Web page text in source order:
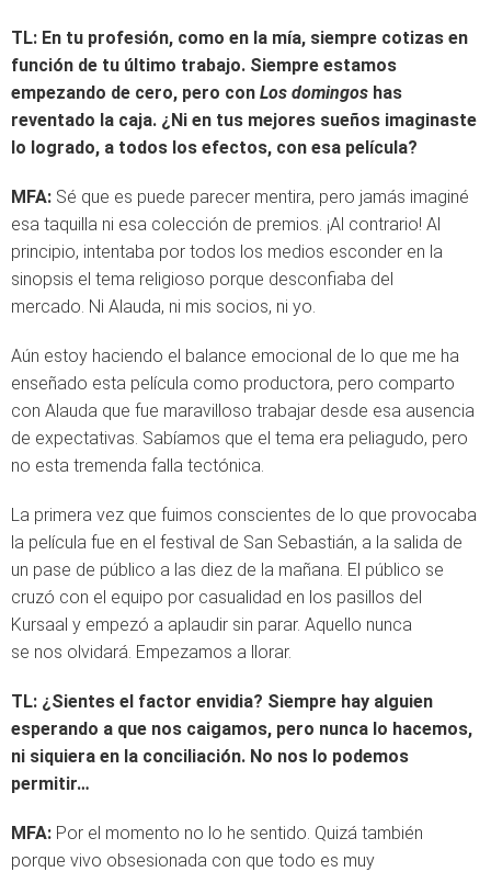
TL: En tu profesión, como en la mía, siempre cotizas en
función de tu último trabajo. Siempre estamos
empezando de cero, pero con Los domingos has
reventado la caja. ¿Ni en tus mejores sueños imaginaste
lo logrado, a todos los efectos, con esa película?
MFA: Sé que es puede parecer mentira, pero jamás imaginé
esa taquilla ni esa colección de premios. ¡Al contrario! Al
principio, intentaba por todos los medios esconder en la
sinopsis el tema religioso porque desconfiaba del
mercado. Ni Alauda, ni mis socios, ni yo.
Aún estoy haciendo el balance emocional de lo que me ha
enseñado esta película como productora, pero comparto
con Alauda que fue maravilloso trabajar desde esa ausencia
de expectativas. Sabíamos que el tema era peliagudo, pero
no esta tremenda falla tectónica.
La primera vez que fuimos conscientes de lo que provocaba
la película fue en el festival de San Sebastián, a la salida de
un pase de público a las diez de la mañana. El público se
cruzó con el equipo por casualidad en los pasillos del
Kursaal y empezó a aplaudir sin parar. Aquello nunca
se nos olvidará. Empezamos a llorar.
TL: ¿Sientes el factor envidia? Siempre hay alguien
esperando a que nos caigamos, pero nunca lo hacemos,
ni siquiera en la conciliación. No nos lo podemos
permitir…
MFA: Por el momento no lo he sentido. Quizá también
porque vivo obsesionada con que todo es muy